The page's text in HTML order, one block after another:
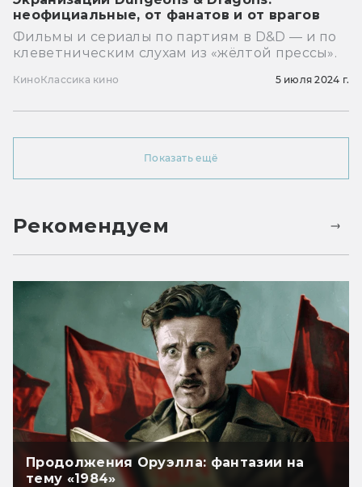
неофициальные, от фанатов и от врагов
Фильмы и сериалы по партиям в D&D — и по
клеветническим слухам из «жёлтой прессы».
КиноКлассика кино 5 июля 2024 г.
Показать ещё
Рекомендуем
Продолжения Оруэлла: фантазии на
тему «1984»